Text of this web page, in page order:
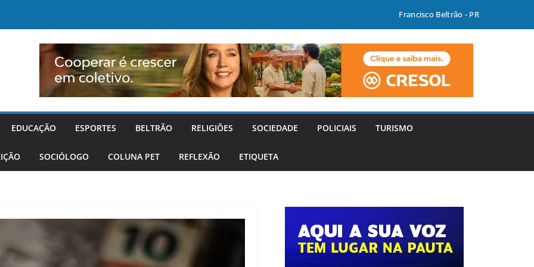
Francisco Beltrão - PR
EDUCAÇÃO ESPORTES BELTRÃO RELIGIÕES SOCIEDADE POLICIAIS TURISMO
SOCIÓLOGO COLUNA PET REFLEXÃO ETIQUETA